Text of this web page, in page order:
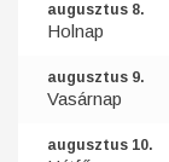
augusztus 8.
Holnap
augusztus 9.
Vasárnap
augusztus 10.